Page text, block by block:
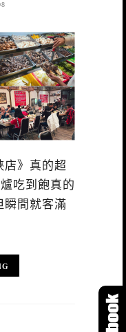
店》真的超
吃到飽真的
瞬間就客滿